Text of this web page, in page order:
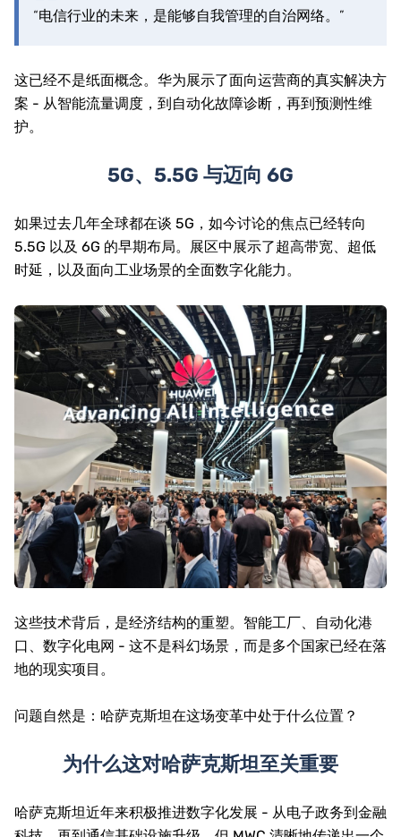
“电信行业的未来，是能够自我管理的自治网络。”
这已经不是纸面概念。华为展示了面向运营商的真实解决方
案 - 从智能流量调度，到自动化故障诊断，再到预测性维
护。
5G、5.5G 与迈向 6G
如果过去几年全球都在谈 5G，如今讨论的焦点已经转向
5.5G 以及 6G 的早期布局。展区中展示了超高带宽、超低
时延，以及面向工业场景的全面数字化能力。
这些技术背后，是经济结构的重塑。智能工厂、自动化港
口、数字化电网 - 这不是科幻场景，而是多个国家已经在落
地的现实项目。
问题自然是：哈萨克斯坦在这场变革中处于什么位置？
为什么这对哈萨克斯坦至关重要
哈萨克斯坦近年来积极推进数字化发展 - 从电子政务到金融